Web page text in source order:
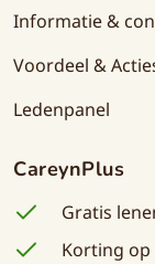
Informatie &
Voordeel &
Ledenpanel
CareynPlus
Gratis
Korting op